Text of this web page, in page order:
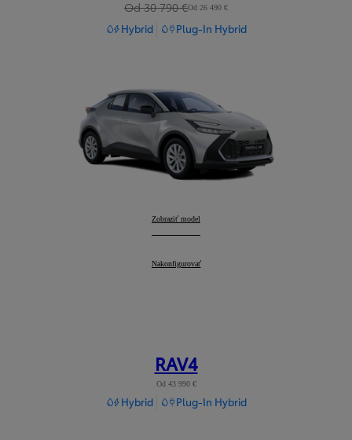
Od 30 790 €Od 26 490 €
Hybrid Plug-In Hybrid
Toyota C-HR:
Zobraziť model
Toyota C-HR:
Nakonfigurovať
RAV4
Od 43 990 €
Hybrid Plug-In Hybrid